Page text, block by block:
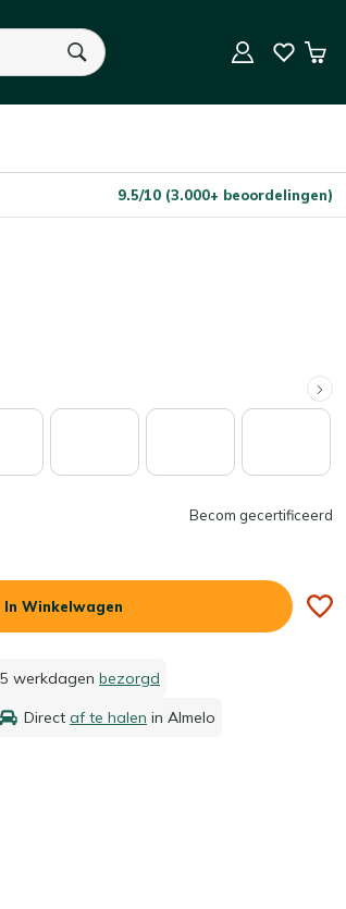
in uw winkelwagen.
9.5/10 (3.000+ beoordelingen)
Becom gecertificeerd
Aantal
In Winkelwagen
In Winkelwagen
werkdagen bezorgd
Direct af te halen in Almelo